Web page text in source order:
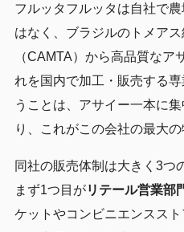
フルッタフルッタは自社で
はなく、ブラジルのトメア
（CAMTA）から高品質な
れを国内で加工・販売する
うことは、アサイー一本に
り、これがこの会社の最大の
同社の販売体制は大きく3つ
まず1つ目がリテール営業部
ケットやコンビニエンスス